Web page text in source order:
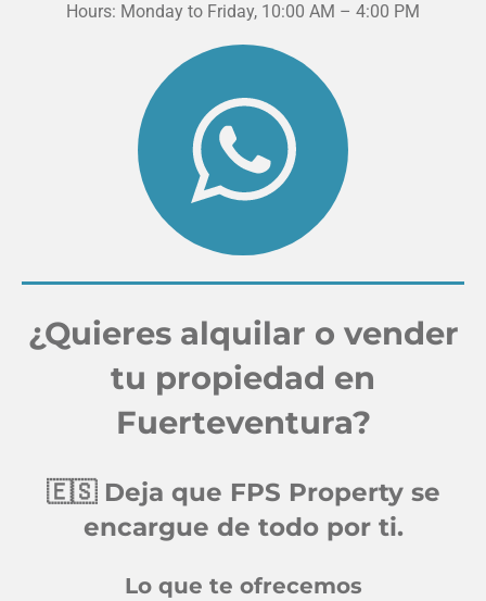
Hours: Monday to Friday, 10:00 AM – 4:00 PM
¿Quieres alquilar o vender
tu propiedad en
Fuerteventura?
🇪🇸 Deja que FPS Property se
encargue de todo por ti.
Lo que te ofrecemos